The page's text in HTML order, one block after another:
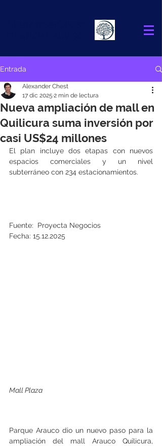
Entrada
Nueva ampliación de mall en
Quilicura suma inversión por
casi US$24 millones
Alexander Chest
17 dic 2025 2 min de lectura
El plan incluye dos etapas con nuevos
espacios comerciales y un nivel
subterráneo con 234 estacionamientos.
Fuente:  Proyecta Negocios
Fecha: 15.12.2025
Mall Plaza
Parque Arauco dio un nuevo paso para la
ampliación del mall Arauco Quilicura,